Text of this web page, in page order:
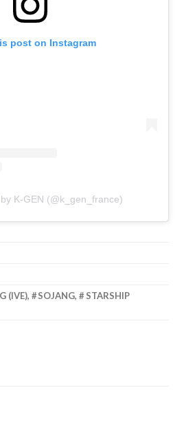
post on Instagram
K-GEN (@k_gen_france)
(IVE), SOJANG,
STARSHIP